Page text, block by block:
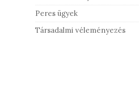
Peres ügyek
Társadalmi véleményezés